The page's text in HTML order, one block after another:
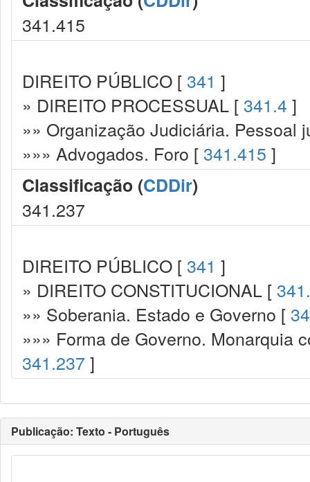
341.415
DIREITO PÚBLICO [ 341 ]
» DIREITO PROCESSUAL [ 341.4 ]
»» Organização Judiciária. Pessoal
»»» Advogados. Foro [ 341.415 ]
Classificação (CDDir)
341.237
DIREITO PÚBLICO [ 341 ]
» DIREITO CONSTITUCIONAL [
»» Soberania. Estado e Governo [
»»» Forma de Governo. Monarquia
341.237 ]
Publicação: Texto - Português